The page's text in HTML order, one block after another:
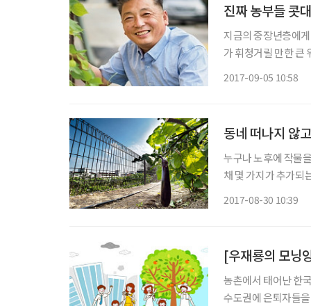
진짜 농부들 콧
지금의 중장년층에
가 휘청거릴 만한 큰 위기 앞에선 속
2017-09-05 10:58
동네 떠나지 않
누구나 노후에 작물
채 몇 가지가 추가되
2017-08-30 10:39
농촌에서 태어난 한
수도권에 은퇴자들